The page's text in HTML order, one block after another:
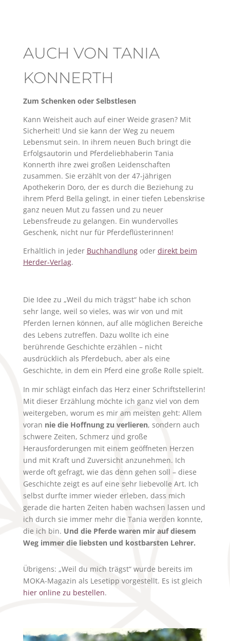
AUCH VON TANIA
KONNERTH
Zum Schenken oder Selbstlesen
Kann Weisheit auch auf einer Weide grasen? Mit
Sicherheit! Und sie kann der Weg zu neuem
Lebensmut sein. In ihrem neuen Buch bringt die
Erfolgsautorin und Pferdeliebhaberin Tania
Konnerth ihre zwei großen Leidenschaften
zusammen. Sie erzählt von der 47-jährigen
Apothekerin Doro, der es durch die Beziehung zu
ihrem Pferd Bella gelingt, in einer tiefen Lebenskrise
ganz neuen Mut zu fassen und zu neuer
Lebensfreude zu gelangen. Ein wundervolles
Geschenk, nicht nur für Pferdeflüsterinnen!
Erhältlich in jeder Buchhandlungoder direkt beim
Herder-Verlag.
Die Idee zu „Weil du mich trägst“ habe ich schon
sehr lange, weil so vieles, was wir von und mit
Pferden lernen können, auf alle möglichen Bereiche
des Lebens zutreffen. Dazu wollte ich eine
berührende Geschichte erzählen – nicht
ausdrücklich als Pferdebuch, aber als eine
Geschichte, in dem ein Pferd eine große Rolle spielt.
In mir schlägt einfach das Herz einer Schriftstellerin!
Mit dieser Erzählung möchte ich ganz viel von dem
weitergeben, worum es mir am meisten geht: Allem
voran nie die Hoffnung zu verlieren, sondern auch
schwere Zeiten, Schmerz und große
Herausforderungen mit einem geöffneten Herzen
und mit Kraft und Zuversicht anzunehmen. Ich
werde oft gefragt, wie das denn gehen soll – diese
Geschichte zeigt es auf eine sehr liebevolle Art. Ich
selbst durfte immer wieder erleben, dass mich
gerade die harten Zeiten haben wachsen lassen und
ich durch sie immer mehr die Tania werden konnte,
die ich bin. Und die Pferde waren mir auf diesem
Weg immer die liebsten und kostbarsten Lehrer.
Übrigens: „Weil du mich trägst“ wurde bereits im
MOKA-Magazin als Lesetipp vorgestellt. Es ist gleich
hier online zu bestellen.